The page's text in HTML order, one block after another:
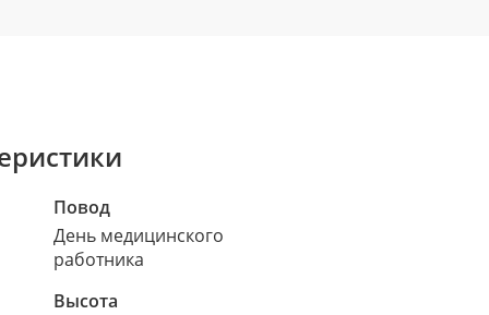
Повод
День медицинского
работника
Высота